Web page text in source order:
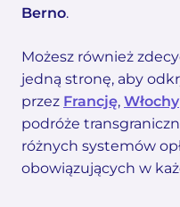
Berno.
Możesz również
jedną stronę, aby
przez Francję, Włochy
podróże
różnych systemów
obowiązujących w